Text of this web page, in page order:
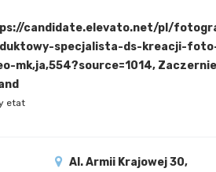
candidate.elevato.net/pl/
specjalista-ds-kreacji-
mk,ja,554?source=1014,
etat
Al. Armii Krajowej 30,